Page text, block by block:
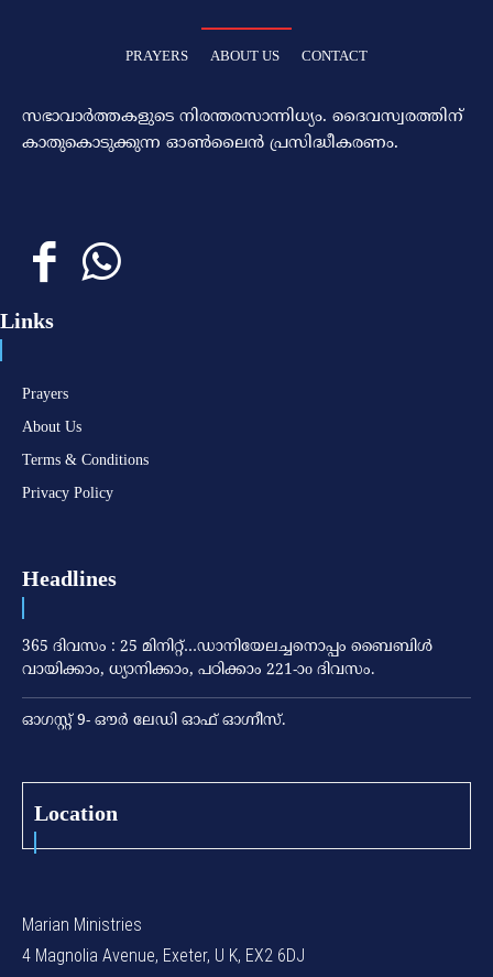
PRAYERS ABOUT US CONTACT
സഭാവാര്‍ത്തകളുടെ നിരന്തരസാന്നിധ്യം. ദൈവസ്വരത്തിന്‌
കാതുകൊടുക്കുന്ന ഓണ്‍ലൈന്‍ പ്രസിദ്ധീകരണം.
Links
Prayers
About Us
Terms & Conditions
Privacy Policy
Headlines
365 ദിവസം : 25 മിനിറ്റ്…ഡാനിയേലച്ചനൊപ്പം ബൈബിൾ
വായിക്കാം, ധ്യാനിക്കാം, പഠിക്കാം 221-ാo ദിവസം.
ഓഗസ്റ്റ് 9- ഔര്‍ ലേഡി ഓഫ് ഓഗ്നീസ്.
Location
Marian Ministries
4 Magnolia Avenue, Exeter, U K, EX2 6DJ